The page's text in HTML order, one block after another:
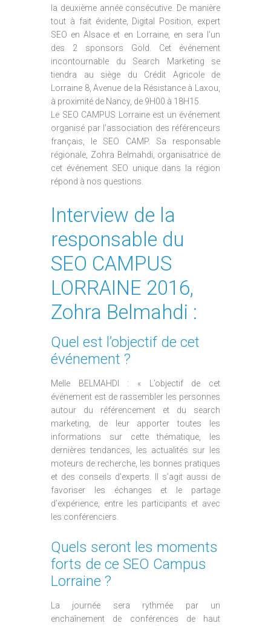
la deuxième année consécutive. De manière
tout à fait évidente, Digital Position, expert
SEO en Alsace et en Lorraine, en sera l’un
des 2 sponsors Gold. Cet événement
incontournable du Search Marketing se
tiendra au siège du Crédit Agricole de
Lorraine 8, Avenue de la Résistance à Laxou,
à proximité de Nancy, de 9H00 à 18H15.
Le SEO CAMPUS Lorraine est un événement
organisé par l’association des référenceurs
français, le SEO CAMP. Sa responsable
régionale, Zohra Belmahdi, organisatrice de
cet événement SEO unique dans la région
répond à nos questions.
Interview de la
responsable du
SEO CAMPUS
LORRAINE 2016,
Zohra Belmahdi :
Quel est l’objectif de cet
événement ?
Melle BELMAHDI : « L’objectif de cet
événement est de rassembler les personnes
autour du référencement et du search
marketing, de leur apporter toutes les
informations sur cette thématique, les
dernières tendances, les actualités sur les
moteurs de recherche, les bonnes pratiques
et des conseils d’experts. Il s’agit aussi de
favoriser les échanges et le partage
d’expérience, entre les participants et avec
les conférenciers.
Quels seront les moments
forts de ce SEO Campus
Lorraine ?
La journée sera rythmée par un
enchaînement de conférences de haut